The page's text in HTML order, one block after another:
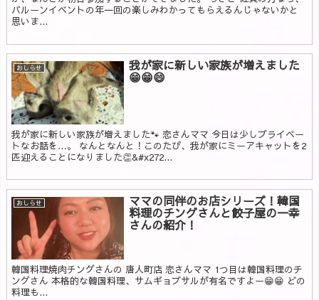
バルーンイベントの年一回の楽しみわかってもらえるんじゃないかと
思いま...
おしらせ 我が家に新しい家族が増えました
😁😁😄
我が家に新しい家族が増えました🐾 恋さんママ 今日は少しプライベー
トなお話を…。 なんとなんと！このたび、我が家にミーアキャットを2
匹迎えることになりました👏&#x272...
おしらせ ママの同伴のお店シリーズ！韓国
料理のチングさんと餃子屋の一幸
さんの紹介！
韓国料理焼肉チングさんの 唐人町店 恋さんママ 1つ目は韓国料理のチ
ングさん 本格的な韓国料理、サムギョプサルが有名ですよー😁😁 どの
料理も...